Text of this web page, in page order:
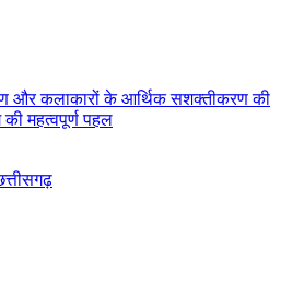
और कलाकारों के आर्थिक सशक्तीकरण की
की महत्वपूर्ण पहल